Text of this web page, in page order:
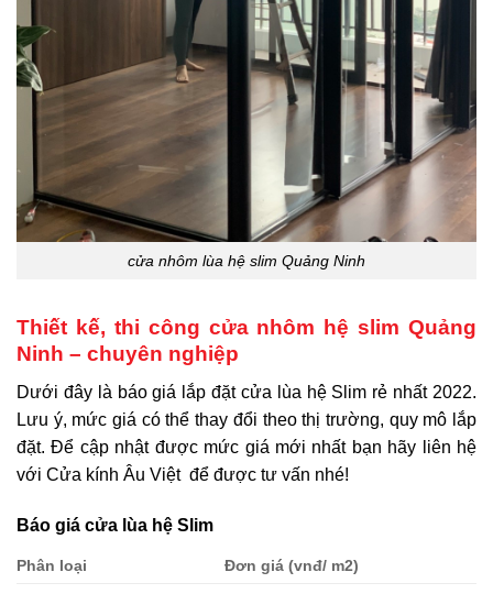
cửa nhôm lùa hệ slim Quảng Ninh
Thiết kế, thi công cửa nhôm hệ slim Quảng
Ninh – chuyên nghiệp
Dưới đây là báo giá lắp đặt cửa lùa hệ Slim rẻ nhất 2022.
Lưu ý, mức giá có thể thay đổi theo thị trường, quy mô lắp
đặt. Để cập nhật được mức giá mới nhất bạn hãy liên hệ
với Cửa kính Âu Việt để được tư vấn nhé!
Báo giá cửa lùa hệ Slim
Phân loại Đơn giá (vnđ/ m2)